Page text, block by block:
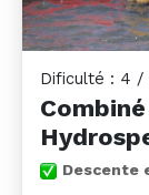
Dificulté : 4 /
Descente